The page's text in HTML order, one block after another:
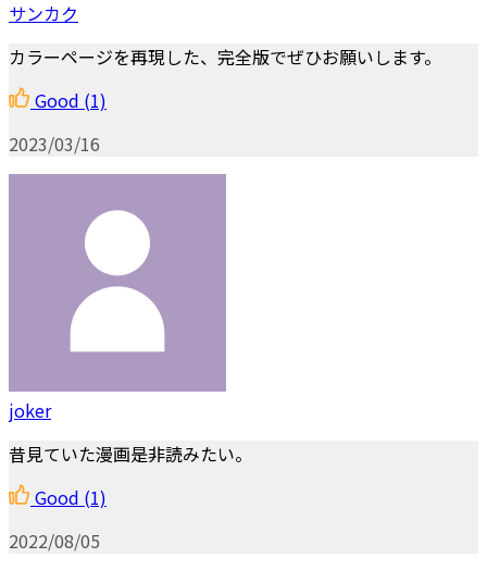
サンカク
カラーページを再現した、完全版でぜひお願いします。
Good (1)
2023/03/16
joker
昔見ていた漫画是非読みたい。
Good (1)
2022/08/05